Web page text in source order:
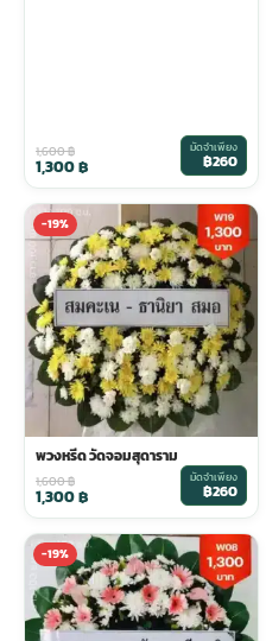
1,600฿
1,300฿
มัดจำเพียง
฿260
-19%
พวงหรีด วัดจอมสุดาราม
1,600฿
1,300฿
มัดจำเพียง
฿260
-19%